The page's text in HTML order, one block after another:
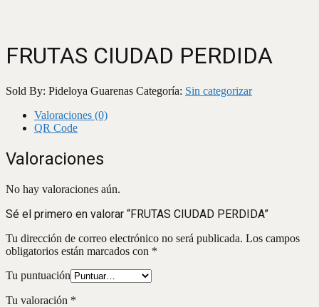
FRUTAS CIUDAD PERDIDA
Sold By: Pideloya Guarenas Categoría: Sin categorizar
Valoraciones (0)
QR Code
Valoraciones
No hay valoraciones aún.
Sé el primero en valorar “FRUTAS CIUDAD PERDIDA”
Tu dirección de correo electrónico no será publicada. Los campos
obligatorios están marcados con *
Tu puntuación
Tu valoración *